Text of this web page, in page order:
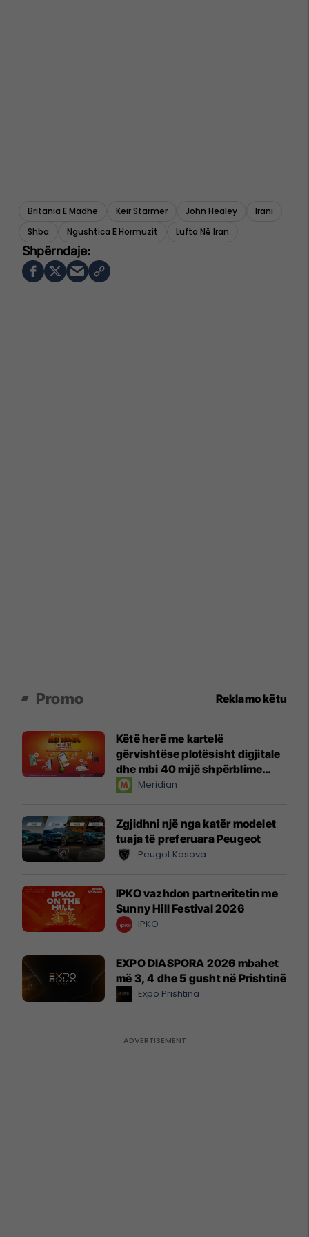
Britania E Madhe Keir Starmer John Healey
Irani
Shba
Ngushtica E Hormuzit Lufta Në Iran
Promo Reklamo këtu
Këtë herë me kartelë
gërvishtëse plotësisht digjitale
dhe mbi 40 mijë shpërblime
instant!Meridian
Zgjidhni një nga katër modelet
tuaja të preferuara Peugeot
Peugot Kosova
IPKO vazhdon partneritetin me
Sunny Hill Festival 2026
IPKO
EXPO DIASPORA 2026 mbahet
më 3, 4 dhe 5 gusht në Prishtinë
Expo Prishtina